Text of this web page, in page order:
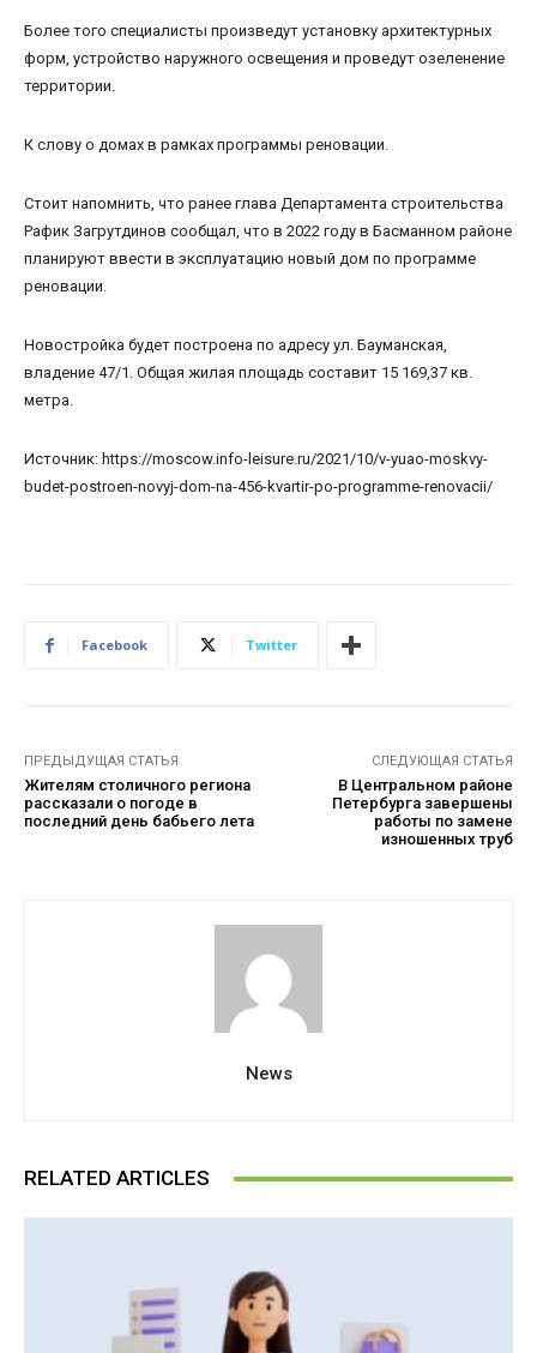
Более того специалисты произведут установку архитектурных
форм, устройство наружного освещения и проведут озеленение
территории.
К слову о домах в рамках программы реновации.
Стоит напомнить, что ранее глава Департамента строительства
Рафик Загрутдинов сообщал, что в 2022 году в Басманном районе
планируют ввести в эксплуатацию новый дом по программе
реновации.
Новостройка будет построена по адресу ул. Бауманская,
владение 47/1. Общая жилая площадь составит 15 169,37 кв.
метра.
Источник: https://moscow.info-leisure.ru/2021/10/v-yuao-moskvy-
budet-postroen-novyj-dom-na-456-kvartir-po-programme-renovacii/
Facebook Twitter
ПРЕДЫДУЩАЯ СТАТЬЯ
Жителям столичного региона
рассказали о погоде в
последний день бабьего лета
СЛЕДУЮЩАЯ СТАТЬЯ
В Центральном районе
Петербурга завершены
работы по замене
изношенных труб
News
RELATED ARTICLES